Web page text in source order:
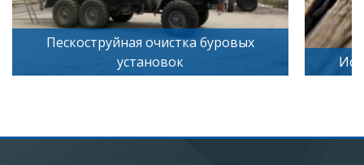
буровых
Искусственное старение